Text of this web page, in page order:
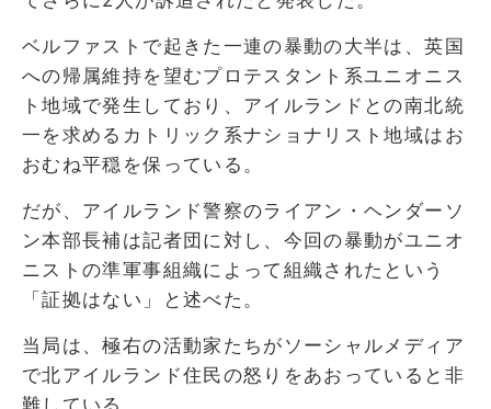
ベルファストで起きた一連の暴動の大半は、英国
への帰属維持を望むプロテスタント系ユニオニス
ト地域で発生しており、アイルランドとの南北統
一を求めるカトリック系ナショナリスト地域はお
おむね平穏を保っている。
だが、アイルランド警察のライアン・ヘンダーソ
ン本部長補は記者団に対し、今回の暴動がユニオ
ニストの準軍事組織によって組織されたという
「証拠はない」と述べた。
当局は、極右の活動家たちがソーシャルメディア
で北アイルランド住民の怒りをあおっていると非
難している。